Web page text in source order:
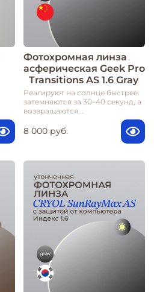
Фотохромная линза
асферическая Geek Pro
Transitions AS 1.6 Gray
Реагируют на солнце быстрее:
затемняются за 30–40 секунд, а
возвращаются...
8 000 руб.